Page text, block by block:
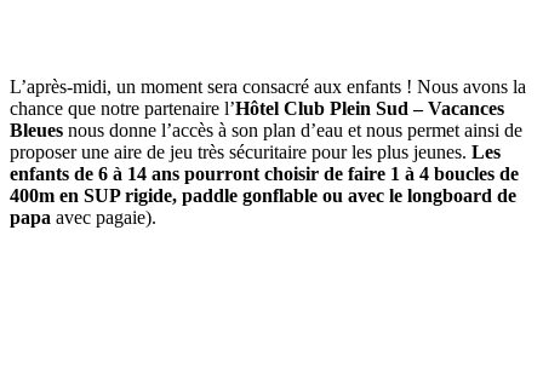
L’après-midi, un moment sera consacré aux enfants ! Nous avons la
chance que notre partenaire l’Hôtel Club Plein Sud – Vacances
Bleues nous donne l’accès à son plan d’eau et nous permet ainsi de
proposer une aire de jeu très sécuritaire pour les plus jeunes. Les
enfants de 6 à 14 ans pourront choisir de faire 1 à 4 boucles de
400m en SUP rigide, paddle gonflable ou avec le longboard de
papa avec pagaie).